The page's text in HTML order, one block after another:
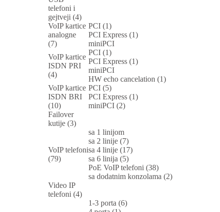
telefoni i
gejtveji (4)
VoIP kartice
analogne
(7)
PCI (1)
PCI Express (1)
miniPCI
VoIP kartice
ISDN PRI
(4)
PCI (1)
PCI Express (1)
miniPCI
HW echo cancelation (1)
VoIP kartice
ISDN BRI
(10)
PCI (5)
PCI Express (1)
miniPCI (2)
Failover
kutije (3)
VoIP telefoni
(79)
sa 1 linijom
sa 2 linije (7)
sa 4 linije (17)
sa 6 linija (5)
PoE VoIP telefoni (38)
sa dodatnim konzolama (2)
Video IP
telefoni (4)
1-3 porta (6)